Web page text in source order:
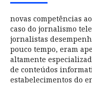
novas competências
caso do jornalismo
jornalistas
pouco tempo, eram
altamente
de conteúdos
estabelecimentos do